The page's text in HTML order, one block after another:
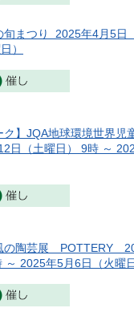
旬まつり 2025年4月5日
）
ク】JQA地球環境世界児
日（土曜日） 9時 ～
の陶芸展 POTTERY
～ 2025年5月6日（火曜